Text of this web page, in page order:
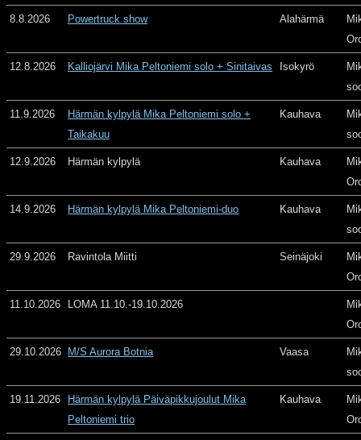
8.8.2026 Powertruck show Alahärmä
12.8.2026 Kalliojärvi Mika Peltoniemi solo + Sinitaivas Isokyrö
11.9.2026
Härmän kylpylä Mika Peltoniemi solo +
Taikakuu
Kauhava
12.9.2026 Härmän kylpylä Kauhava
14.9.2026 Härmän kylpylä Mika Peltoniemi-duo Kauhava
29.9.2026 Ravintola Miitti Seinäjoki
11.10.2026 LOMA 11.10.-19.10.2026
29.10.2026 M/S Aurora Botnia Vaasa
19.11.2026
Härmän kylpylä Päiväpikkujoulut Mika
Peltoniemi trio
Kauhava